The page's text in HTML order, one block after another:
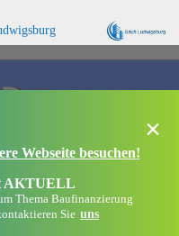
×
Webseite besuchen!
AKTUELL
Thema Baufinanzierung
Sie uns